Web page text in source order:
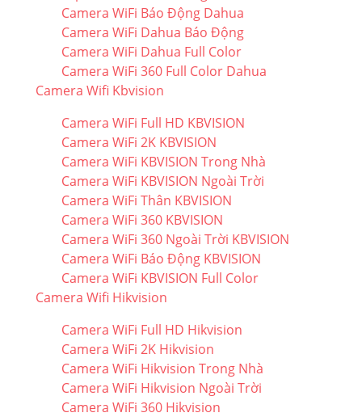
Camera WiFi Báo Động Dahua
Camera WiFi Dahua Báo Động
Camera WiFi Dahua Full Color
Camera WiFi 360 Full Color Dahua
Camera Wifi Kbvision
Camera WiFi Full HD KBVISION
Camera WiFi 2K KBVISION
Camera WiFi KBVISION Trong Nhà
Camera WiFi KBVISION Ngoài Trời
Camera WiFi Thân KBVISION
Camera WiFi 360 KBVISION
Camera WiFi 360 Ngoài Trời KBVISION
Camera WiFi Báo Động KBVISION
Camera WiFi KBVISION Full Color
Camera Wifi Hikvision
Camera WiFi Full HD Hikvision
Camera WiFi 2K Hikvision
Camera WiFi Hikvision Trong Nhà
Camera WiFi Hikvision Ngoài Trời
Camera WiFi 360 Hikvision